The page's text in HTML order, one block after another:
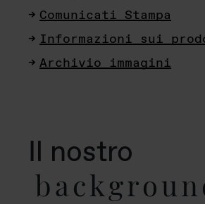
Comunicati Stampa
Informazioni sui
Archivio immagini
Il nostro